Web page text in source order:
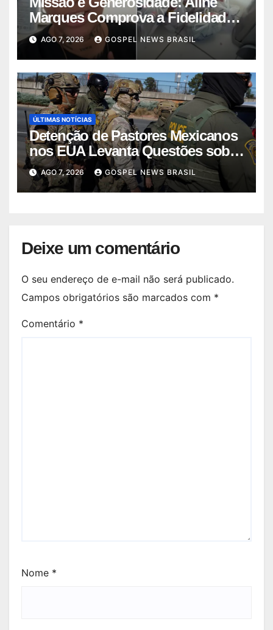
Marques Comprova a Fidelidade
de Deus…
AGO 7, 2026 GOSPEL NEWS BRASIL
ÚLTIMAS NOTÍCIAS
Detenção de Pastores Mexicanos
nos EUA Levanta Questões sobre
Im…
AGO 7, 2026 GOSPEL NEWS BRASIL
Deixe um comentário
O seu endereço de e-mail não será publicado.
Campos obrigatórios são marcados com *
Comentário *
Nome *